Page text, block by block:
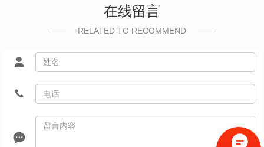
在线留言
RELATED TO RECOMMEND